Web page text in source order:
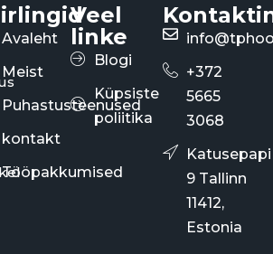
Avaleht
Meist
Puhastusteenused
kontakt
Tööpakkumised
Veel
linke
Blogi
Küpsiste
poliitika
+372
5665
3068
Katusepapi
9 Tallinn
11412,
Estonia